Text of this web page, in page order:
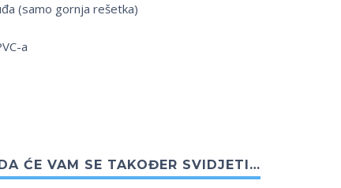
(samo gornja rešetka)
a
ĆE VAM SE TAKOĐER SVIDJETI…